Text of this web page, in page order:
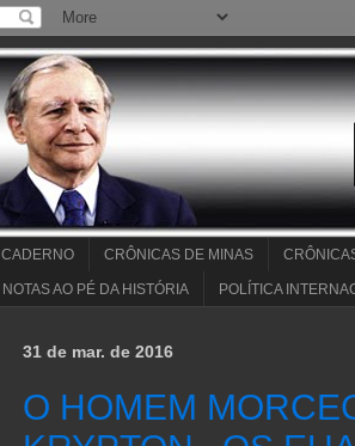
CADERNO CRÔNICAS DE MINAS
NOTAS AO PÉ DA HISTÓRIA POLÍTICA
31 de mar. de 2016
O HOMEM